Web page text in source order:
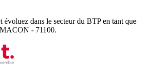
évoluez dans le secteur du BTP en tant que
- 71100.